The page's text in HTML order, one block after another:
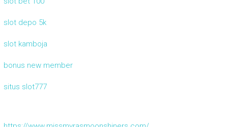
slot depo 5k
slot kamboja
bonus new member
situs slot777